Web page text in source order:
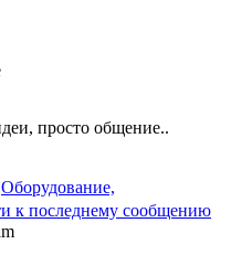
просто общение..
Оборудование,
к последнему сообщению